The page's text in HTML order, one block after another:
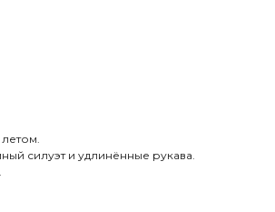
силуэт и удлинённые рукава.